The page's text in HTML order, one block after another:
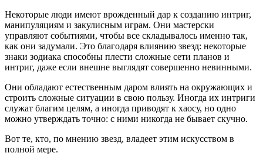
Некоторые люди имеют врожденный дар к созданию интриг,
манипуляциям и закулисным играм. Они мастерски
управляют событиями, чтобы все складывалось именно так,
как они задумали. Это благодаря влиянию звезд: некоторые
знаки зодиака способны плести сложные сети планов и
интриг, даже если внешне выглядят совершенно невинными.
Они обладают естественным даром влиять на окружающих и
строить сложные ситуации в свою пользу. Иногда их интриги
служат благим целям, а иногда приводят к хаосу, но одно
можно утверждать точно: с ними никогда не бывает скучно.
Вот те, кто, по мнению звезд, владеет этим искусством в
полной мере.